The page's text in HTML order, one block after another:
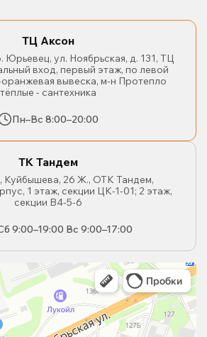
ТЦ Аксон
Юрьевец, ул. Ноябрьская, д. 131, ТЦ
вход, первый этаж, по левой
вывеска, м-н Протепло
тёплые - сантехника
Пн–Вс 8:00–20:00
ТК Тандем
Куйбышева, 26 Ж., ОТК Тандем,
1 этаж, секции ЦК-1-01; 2 этаж,
секции В4-5-6
9:00–19:00 Вс 9:00–17:00